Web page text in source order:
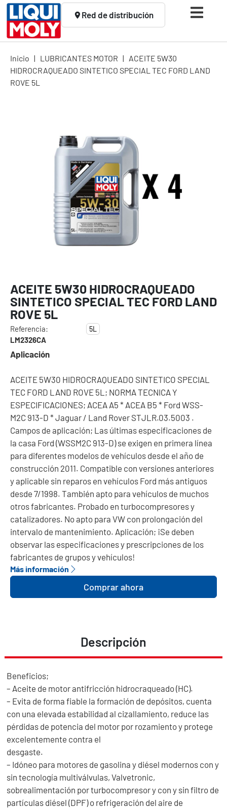
Red de distribución
Inicio | LUBRICANTES MOTOR | ACEITE 5W30
HIDROCRAQUEADO SINTETICO SPECIAL TEC FORD LAND
ROVE 5L
ACEITE 5W30 HIDROCRAQUEADO
SINTETICO SPECIAL TEC FORD LAND
ROVE 5L
Referencia:
LM2326CA
5L
Aplicación
ACEITE 5W30 HIDROCRAQUEADO SINTETICO SPECIAL
TEC FORD LAND ROVE 5L; NORMA TECNICA Y
ESPECIFICACIONES; ACEA A5 * ACEA B5 * Ford WSS-
M2C 913-D * Jaguar / Land Rover STJLR.03.5003 .
Campos de aplicación; Las últimas especificaciones de
la casa Ford (WSSM2C 913-D) se exigen en primera línea
para diferentes modelos de vehículos desde el año de
construcción 2011. Compatible con versiones anteriores
y aplicable sin reparos en vehículos Ford más antiguos
desde 7/1998. También apto para vehículos de muchos
otros fabricantes. Probado en turbocompresores y
catalizadores. No apto para VW con prolongación del
intervalo de mantenimiento. Aplicación; ¡Se deben
observar las especificaciones y prescripciones de los
fabricantes de grupos y vehículos!
Más información
Comprar ahora
Descripción
Beneficios;
– Aceite de motor antifricción hidrocraqueado (HC).
– Evita de forma fiable la formación de depósitos, cuenta
con una elevada estabilidad al cizallamiento, reduce las
pérdidas de potencia del motor por rozamiento y protege
excelentemente contra el
desgaste.
– Idóneo para motores de gasolina y diésel modernos con y
sin tecnología multiválvulas, Valvetronic,
sobrealimentación por turbocompresor y con y sin filtro de
partículas diésel (DPF) o refrigeración del aire de